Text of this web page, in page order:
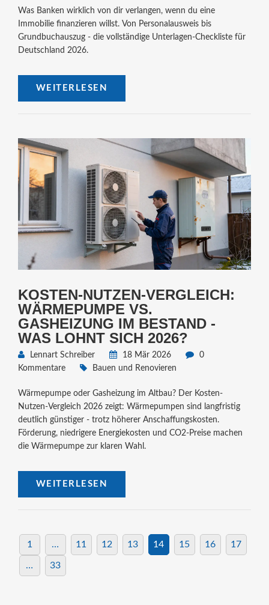
Was Banken wirklich von dir verlangen, wenn du eine
Immobilie finanzieren willst. Von Personalausweis bis
Grundbuchauszug - die vollständige Unterlagen-Checkliste für
Deutschland 2026.
WEITERLESEN
KOSTEN-NUTZEN-VERGLEICH:
WÄRMEPUMPE VS.
GASHEIZUNG IM BESTAND -
WAS LOHNT SICH 2026?
Lennart Schreiber 18 Mär 2026
0
Kommentare
Bauen und Renovieren
Wärmepumpe oder Gasheizung im Altbau? Der Kosten-
Nutzen-Vergleich 2026 zeigt: Wärmepumpen sind langfristig
deutlich günstiger - trotz höherer Anschaffungskosten.
Förderung, niedrigere Energiekosten und CO2-Preise machen
die Wärmepumpe zur klaren Wahl.
WEITERLESEN
1 … 11 12 13 14 15 16 17
… 33